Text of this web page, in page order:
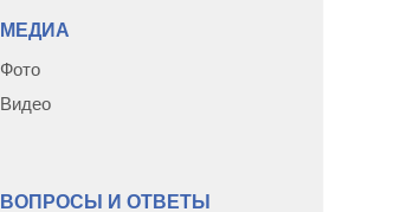
МЕДИА
Фото
Видео
ВОПРОСЫ И ОТВЕТЫ